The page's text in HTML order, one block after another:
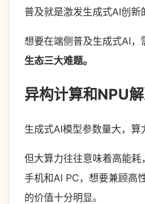
普及就是激发生成式AI创新
想要在端侧普及生成式AI，
生态三大难题。
异构计算和NPU
生成式AI模型参数量大，算
但大算力往往意味着高能
手机和AI PC，想要兼顾高
的价值十分明显。